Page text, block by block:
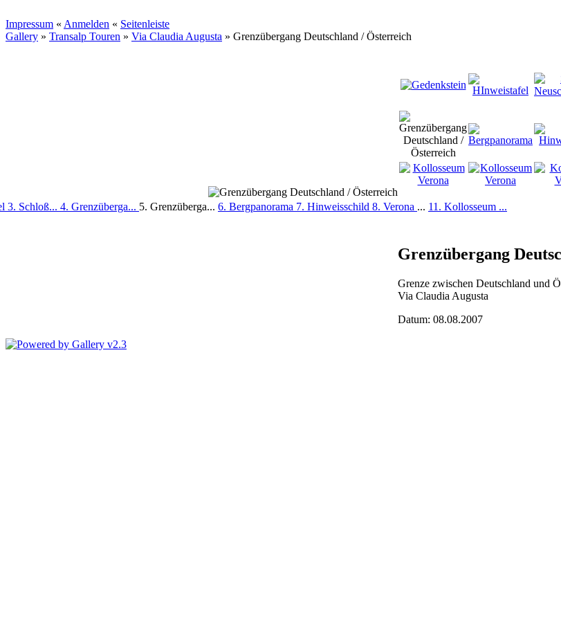
Impressum « Anmelden « Seitenleiste
Gallery » Transalp Touren » Via Claudia Augusta » Grenzübergang Deutschland / Österreich
Grenzübergang
Grenze zwischen Deutschland und
Via Claudia Augusta
Datum: 08.08.2007
3. Schloß... 4. Grenzüberga... 5. Grenzüberga... 6. Bergpanorama 7. Hinweisschild 8. Verona ... 11. Kollosseum ...